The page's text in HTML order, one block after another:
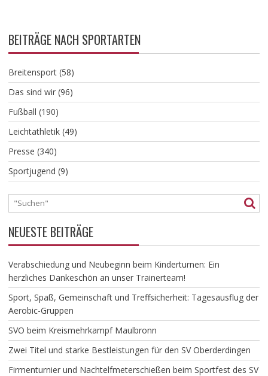
BEITRÄGE NACH SPORTARTEN
Breitensport(58)
Das sind wir(96)
Fußball (190)
Leichtathletik(49)
Presse (340)
Sportjugend (9)
NEUESTE BEITRÄGE
Verabschiedung und Neubeginn beim Kinderturnen: Ein
herzliches Dankeschön an unser Trainerteam!
​Sport, Spaß, Gemeinschaft und Treffsicherheit: Tagesausflug der
Aerobic-Gruppen
SVO beim Kreismehrkampf Maulbronn
Zwei Titel und starke Bestleistungen für den SV Oberderdingen
Firmenturnier und Nachtelfmeterschießen beim Sportfest des SV